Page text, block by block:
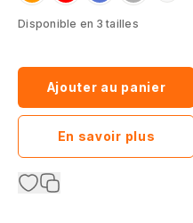
Disponible en 3 tailles
Ajouter au panier
En savoir plus